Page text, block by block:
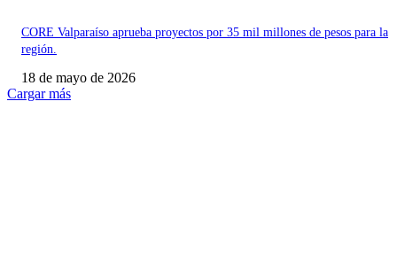
CORE Valparaíso aprueba proyectos por 35 mil millones de pesos para la
región.
18 de mayo de 2026
Cargar más